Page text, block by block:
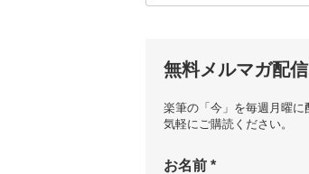
無料メルマガ配
楽筆の「今」を毎週月曜に
気軽にご購読ください。
お名前*